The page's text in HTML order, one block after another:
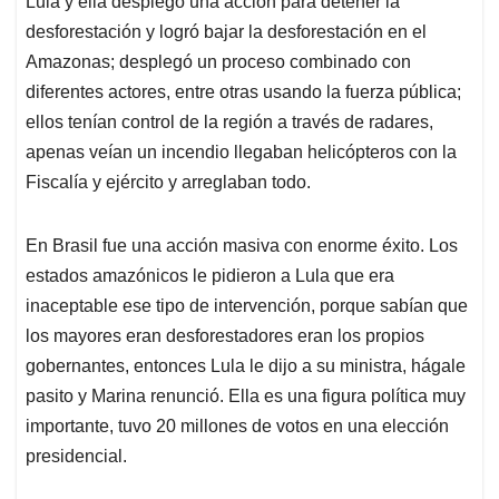
desforestación y logró bajar la desforestación en el
Amazonas; desplegó un proceso combinado con
diferentes actores, entre otras usando la fuerza pública;
ellos tenían control de la región a través de radares,
apenas veían un incendio llegaban helicópteros con la
Fiscalía y ejército y arreglaban todo.
En Brasil fue una acción masiva con enorme éxito. Los
estados amazónicos le pidieron a Lula que era
inaceptable ese tipo de intervención, porque sabían que
los mayores eran desforestadores eran los propios
gobernantes, entonces Lula le dijo a su ministra, hágale
pasito y Marina renunció. Ella es una figura política muy
importante, tuvo 20 millones de votos en una elección
presidencial.